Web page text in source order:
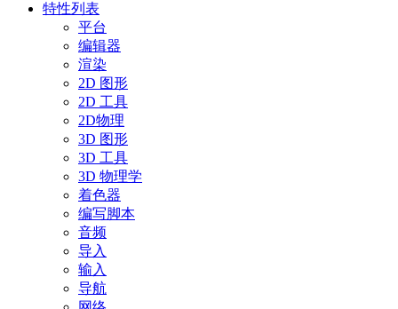
特性列表
平台
编辑器
渲染
2D 图形
2D 工具
2D物理
3D 图形
3D 工具
3D 物理学
着色器
编写脚本
音频
导入
输入
导航